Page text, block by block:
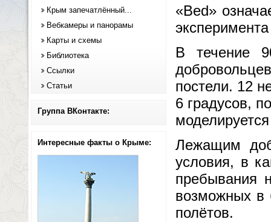
Крым запечатлённый...
Вебкамеры и панорамы
Карты и схемы
Библиотека
Ссылки
Статьи
Группа ВКонтакте:
Интересные факты о Крыме:
«Bed»
В течение
постели. 12
6 градусов,
Лежащим
условия, в
пребывания
возможных в
полётов.